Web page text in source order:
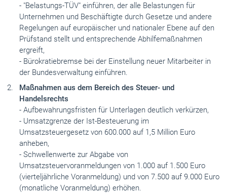
- "Belastungs-TÜV" einführen, der alle Belastungen für
Unternehmen und Beschäftigte durch Gesetze und andere
Regelungen auf europäischer und nationaler Ebene auf den
Prüfstand stellt und entsprechende Abhilfemaßnahmen
ergreift,
- Bürokratiebremse bei der Einstellung neuer Mitarbeiter in
der Bundesverwaltung einführen.
Maßnahmen aus dem Bereich des Steuer- und
Handelsrechts
- Aufbewahrungsfristen für Unterlagen deutlich verkürzen,
- Umsatzgrenze der Ist-Besteuerung im
Umsatzsteuergesetz von 600.000 auf 1,5 Million Euro
anheben,
- Schwellenwerte zur Abgabe von
Umsatzsteuervoranmeldungen von 1.000 auf 1.500 Euro
(vierteljährliche Voranmeldung) und von 7.500 auf 9.000 Euro
(monatliche Voranmeldung) erhöhen.